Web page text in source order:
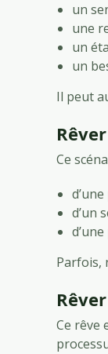
un
une
un
un
Il peut
Ce
d’un
Parfois,
Ce rêve